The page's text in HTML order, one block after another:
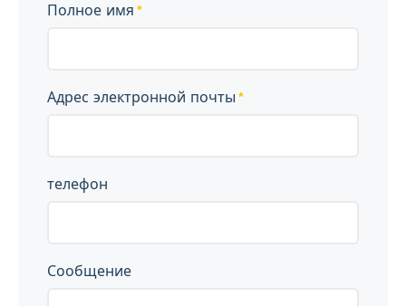
Полное имя
Адрес электронной почты
телефон
Сообщение